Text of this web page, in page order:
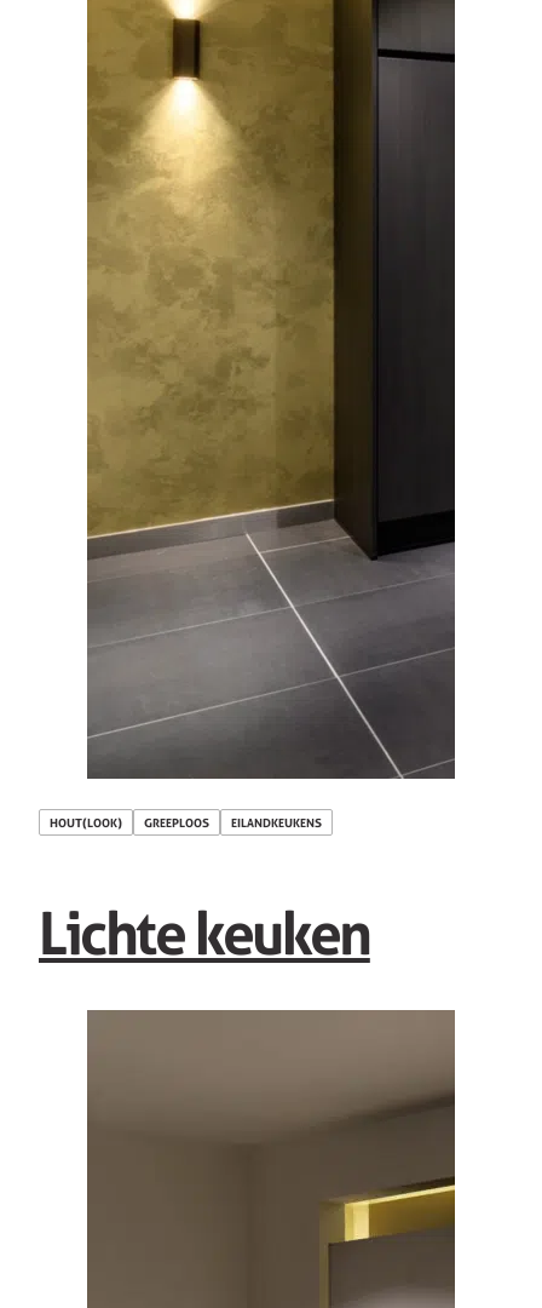
HOUT(LOOK) GREEPLOOS EILANDKEUKENS
Lichte keuken